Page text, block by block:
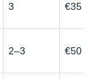
3 €35
2–3 €50